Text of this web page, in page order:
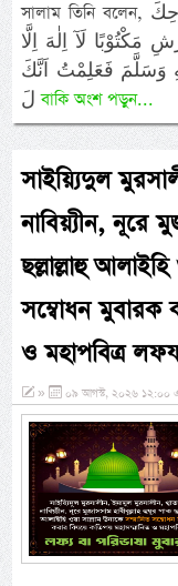
সালাম তিনি বলেন, لَمَّا خَلَقْتَنِىْ بِيَدِكَ وَنَفَخْتَ فِىَّ مِنْ رُّوْحِكَ
لَآ اِلٰهَ اِلَّا
وَسَلَّمَ فَعَلِمْتُ اَنَّكَ
لَবাকি অংশ পড়ুন...
সাইয়্যিদুল
নাবিয়্যীন, নূরে
ছল্লাল্লাহু
সম্বোধন মুবারক
ও মহাপবিত্র
» ০৯ আগস্ট, ২০২৬ ১২:০০